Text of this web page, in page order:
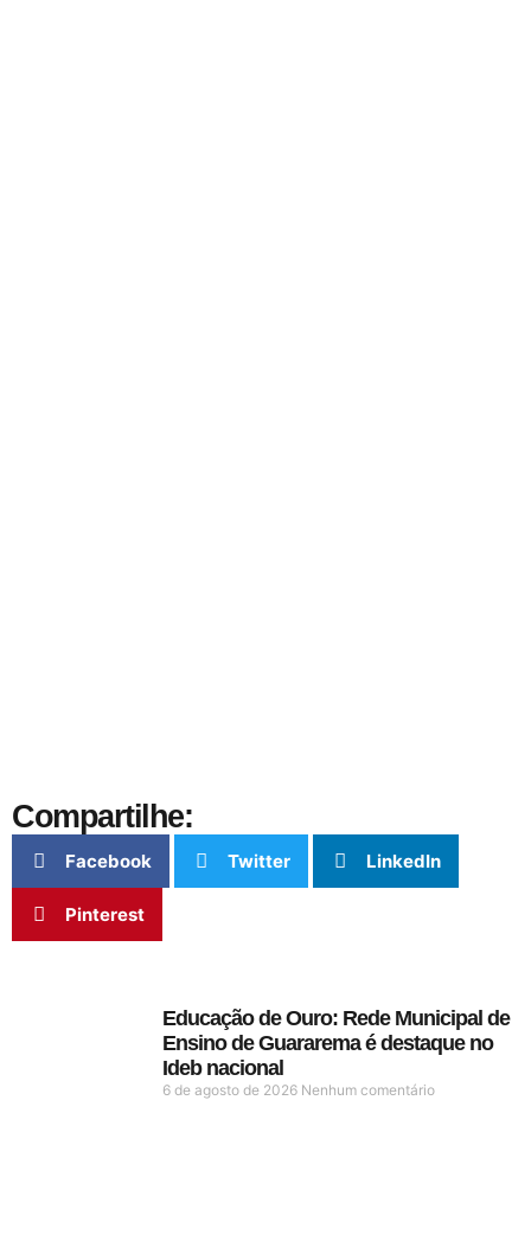
Compartilhe:
Facebook Twitter LinkedIn
Pinterest
Educação de Ouro: Rede Municipal de
Ensino de Guararema é destaque no
Ideb nacional
6 de agosto de 2026 Nenhum comentário